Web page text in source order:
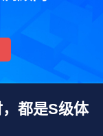
都是S级体